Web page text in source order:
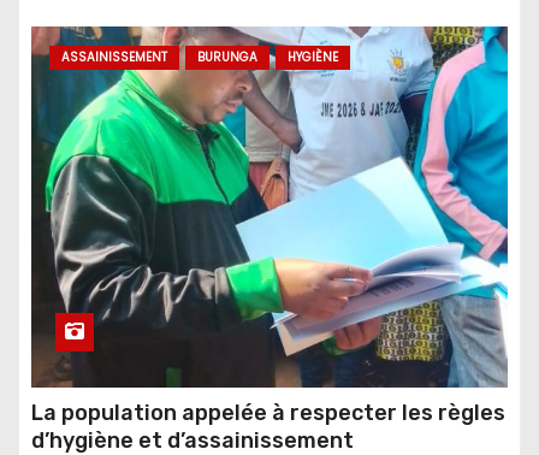
ASSAINISSEMENT BURUNGA HYGIÈNE
La population appelée à respecter les règles
d’hygiène et d’assainissement